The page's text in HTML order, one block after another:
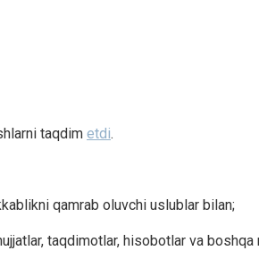
taqdim etdi.
qamrab oluvchi uslublar bilan;
taqdimotlar, hisobotlar va